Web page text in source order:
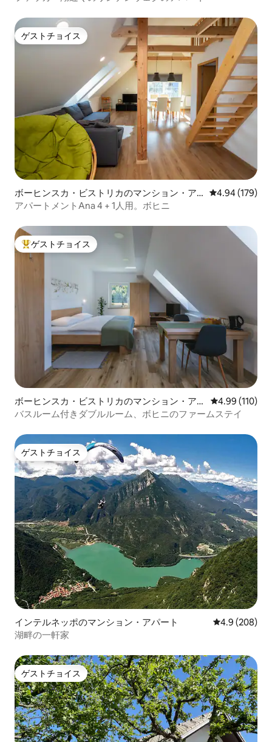
ゲストチョイス
ゲストチョイス
ボーヒンスカ・ビストリカのマンション・ア
パート
レビュー179
4.94 (179)
アパートメントAna 4 + 1人用。ボヒニ
大好評のゲストチョイスです。
ゲストチョイス
ボーヒンスカ・ビストリカのマンション・アパ
ート
レビュー110
4.99 (110)
バスルーム付きダブルルーム、ボヒニのファームステイ
ゲストチョイス
ゲストチョイス
インテルネッポのマンション・アパート レビュー208
4.9 (208)
湖畔の一軒家
ゲストチョイス
ゲストチョイス